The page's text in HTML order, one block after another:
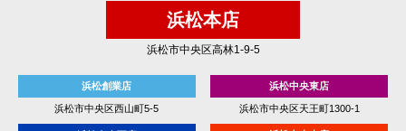
浜松本店
浜松市中央区高林1-9-5
浜松創業店
浜松市中央区西山町5-5
浜松中央東店
浜松市中央区天王町1300-1